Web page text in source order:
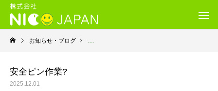
お知らせ・ブログ 就労継続支援B型・ニコサービス
安全ピン作業?
2025.12.01